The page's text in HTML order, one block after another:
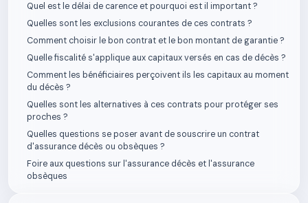
Quel est le délai de carence et pourquoi est il important ?
Quelles sont les exclusions courantes de ces contrats ?
Comment choisir le bon contrat et le bon montant de garantie ?
Quelle fiscalité s'applique aux capitaux versés en cas de décès ?
Comment les bénéficiaires perçoivent ils les capitaux au moment
du décès ?
Quelles sont les alternatives à ces contrats pour protéger ses
proches ?
Quelles questions se poser avant de souscrire un contrat
d'assurance décès ou obsèques ?
Foire aux questions sur l'assurance décès et l'assurance
obsèques